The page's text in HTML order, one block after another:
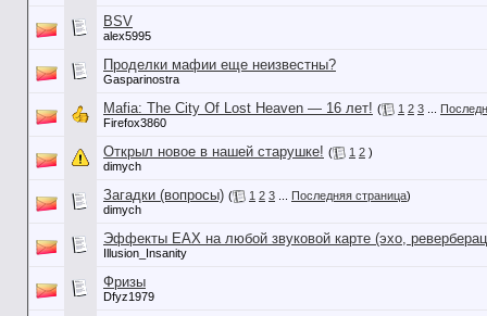
BSV
alex5995
Проделки мафии еще неизвестны?
Gasparinostra
Mafia: The City Of Lost Heaven — 16 лет! ( 1 2 3
Firefox3860
Открыл новое в нашей старушке! ( 1 2 )
dimych
Загадки (вопросы) ( 1 2 3 Последняя страница)
dimych
Эффекты EAX на любой звуковой карте (эхо,
Illusion_Insanity
Фризы
Dfyz1979